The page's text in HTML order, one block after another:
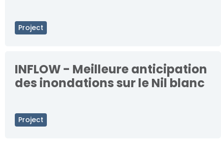
Project
Project
INFLOW - Meilleure anticipation
des inondations sur le Nil blanc